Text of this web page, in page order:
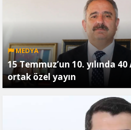
MEDYA
15 Temmuz’un 10. yılında
ortak özel yayın